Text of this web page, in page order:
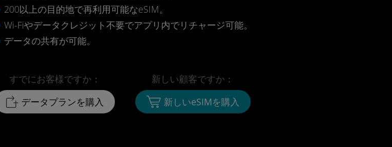
200以上の目的地で再利用可能なeSIM。
Wi-Fiやデータクレジット不要でアプリ内でリチャージ可能。
データの共有が可能。
すでにお客様ですか：
データプランを購入
新しい顧客ですか：
新しいeSIMを購入